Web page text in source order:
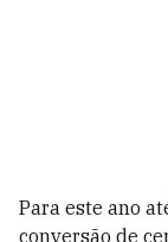
Para este ano
conversão de